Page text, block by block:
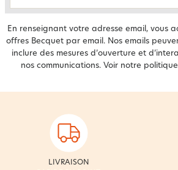
En renseignant votre adresse email, vous
offres Becquet par email. Nos emails
inclure des mesures d’ouverture et
nos communications. Voir notre
LIVRAISON